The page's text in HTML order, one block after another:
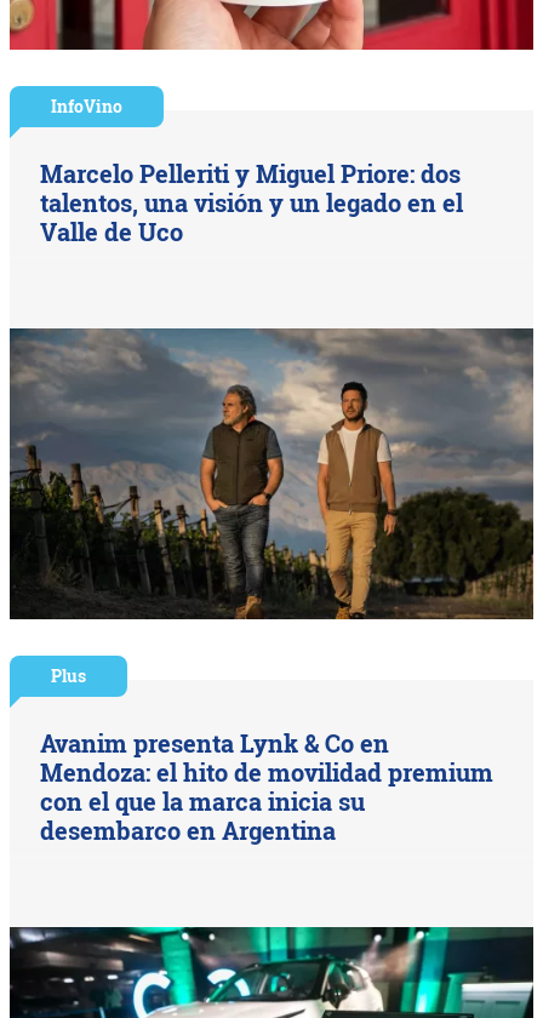
InfoVino
Marcelo Pelleriti y Miguel Priore: dos
talentos, una visión y un legado en el
Valle de Uco
Plus
Avanim presenta Lynk & Co en
Mendoza: el hito de movilidad premium
con el que la marca inicia su
desembarco en Argentina